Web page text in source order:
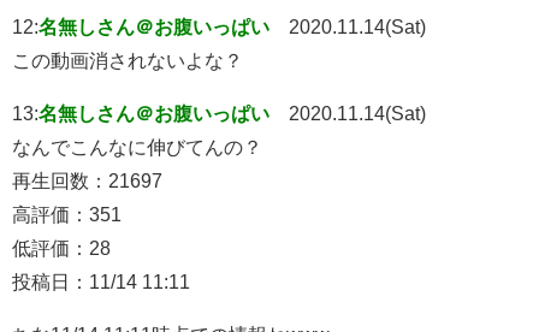
12:名無しさん＠お腹いっぱい
2020.11.14(Sat)
この動画消されないよな？
13:名無しさん＠お腹いっぱい
2020.11.14(Sat)
なんでこんなに伸びてんの？
再生回数：21697
高評価：351
低評価：28
投稿日：11/14 11:11